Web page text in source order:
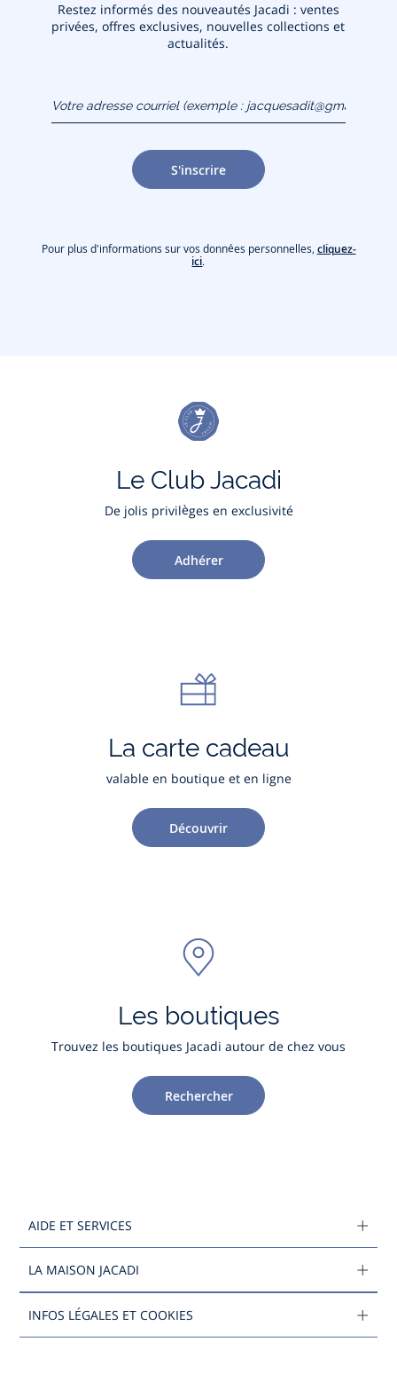
Restez informés des nouveautés Jacadi : ventes
privées, offres exclusives, nouvelles collections et
actualités.
(exemple :
jacquesadit@gmail.com)
S'inscrire
Pour plus d'informations sur vos données personnelles, cliquez-
ici.
Le Club Jacadi
De jolis privilèges en exclusivité
Adhérer
La carte cadeau
valable en boutique et en ligne
Découvrir
Les boutiques
Trouvez les boutiques Jacadi autour de chez vous
Rechercher
AIDE ET SERVICES
LA MAISON JACADI
INFOS LÉGALES ET COOKIES